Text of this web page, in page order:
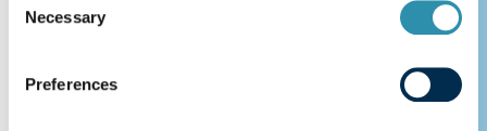
Selection
Necessary
Preferences